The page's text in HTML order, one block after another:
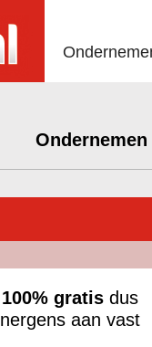
Ondernemen
100% gratis dus
nergens aan vast